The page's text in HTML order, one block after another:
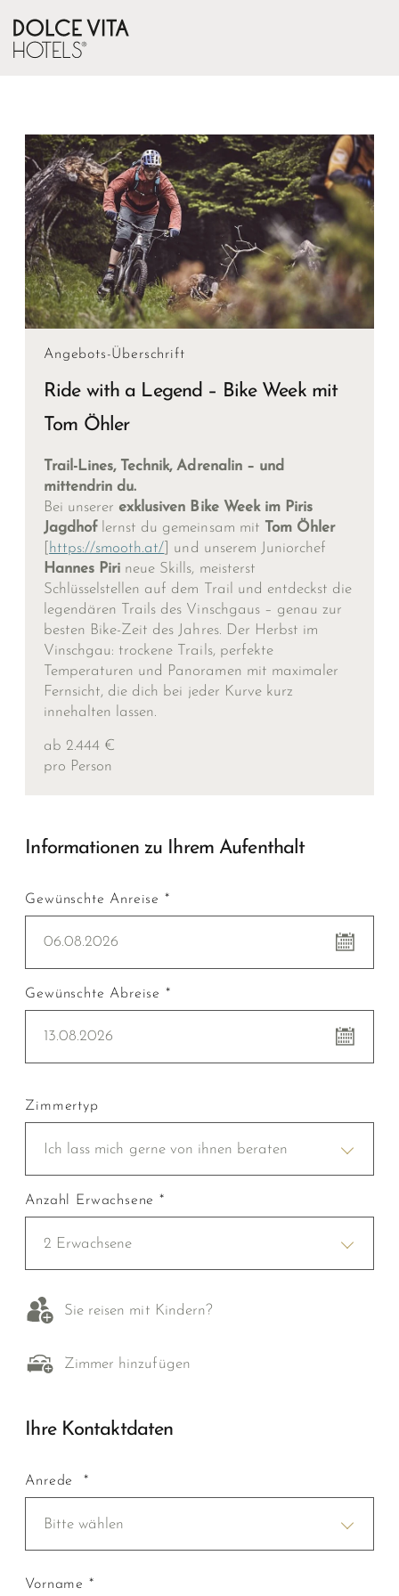
Angebots-Überschrift
Ride with a Legend – Bike Week mit
Tom Öhler
Trail-Lines, Technik, Adrenalin – und
mittendrin du.
Bei unsererexklusiven Bike Week im Piris
Jagdhoflernst du gemeinsam mit Tom Öhler
https://smooth.at/ ] und unserem Juniorchef
Hannes Piri neue Skills, meisterst
Schlüsselstellen auf dem Trail und entdeckst die
legendären Trails des Vinschgaus – genau zur
besten Bike-Zeit des Jahres. Der Herbst im
Vinschgau: trockene Trails, perfekte
Temperaturen und Panoramen mit maximaler
Fernsicht, die dich bei jeder Kurve kurz
innehalten lassen.
ab 2.444 €
pro Person
Informationen zu Ihrem Aufenthalt
Gewünschte Anreise *
06.08.2026
Gewünschte Abreise *
13.08.2026
Zimmertyp
Ich lass mich gerne von ihnen beraten
Anzahl Erwachsene *
2 Erwachsene
Sie reisen mit Kindern?
Zimmer hinzufügen
Ihre Kontaktdaten
Anrede *
Bitte wählen
Vorname *